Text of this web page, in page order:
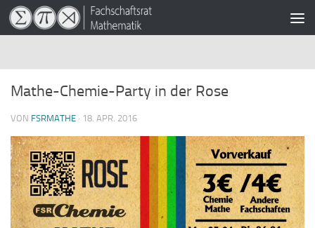
Zum Inhalt springen
Mathe-Chemie-Party in der Rose
VON FSRMATHE · 18. APR. 2016